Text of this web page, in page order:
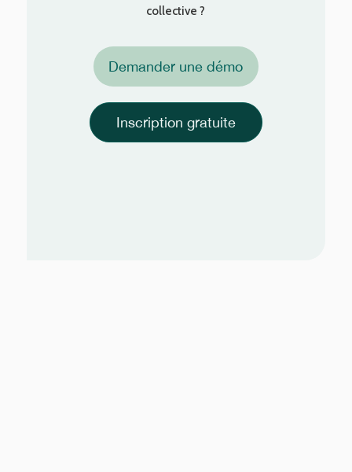
collective ?
Demander une démo
Inscription gratuite